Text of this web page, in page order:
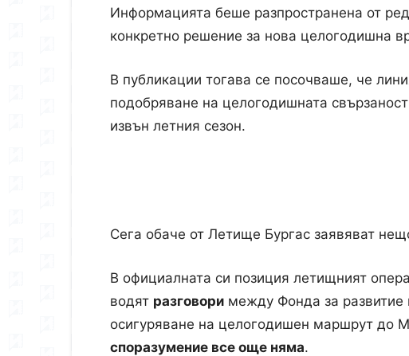
Информацията беше разпространена от
конкретно решение за нова целогодишна
В публикации тогава се посочваше, че
подобряване на целогодишната
извън летния сезон.
Сега обаче от Летище Бургас заявяват
В официалната си позиция летищният
водят разговори между Фонда за развитие
осигуряване на целогодишен маршрут до
споразумение все още няма.